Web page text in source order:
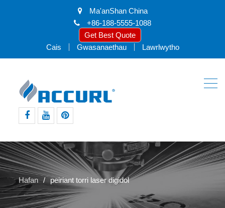
Ma'anShan China
+86-188-5555-1088
Get Best Quote
Cais
Gwasanaethau Lawrlwytho
Hafan peiriant torri laser digidol